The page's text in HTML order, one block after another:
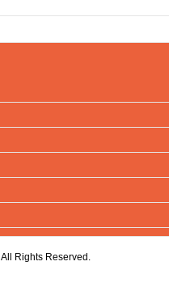
All Rights Reserved.